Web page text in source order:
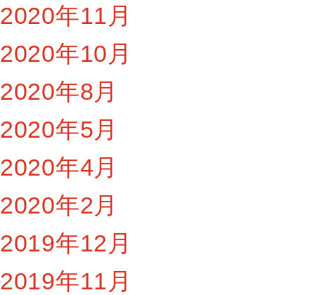
2020年11月
2020年10月
2020年8月
2020年5月
2020年4月
2020年2月
2019年12月
2019年11月